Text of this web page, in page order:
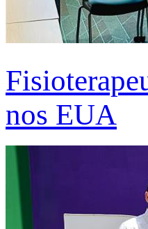
nos EUA